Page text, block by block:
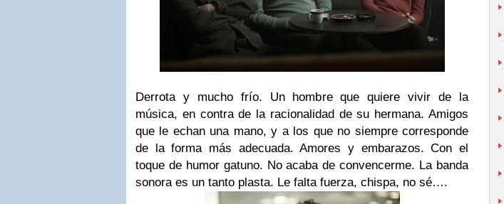
Derrota y mucho frío. Un hombre que quiere vivir de la
música, en contra de la racionalidad de su hermana. Amigos
que le echan una mano, y a los que no siempre corresponde
de la forma más adecuada. Amores y embarazos. Con el
toque de humor gatuno. No acaba de convencerme. La banda
sonora es un tanto plasta. Le falta fuerza, chispa, no sé….